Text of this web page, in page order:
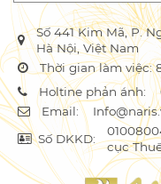
Số 441 Kim Mã, P.
Hà Nội, Việt Nam
Thời gian làm việc:
Holtine phản ánh:
Email:
Số DKKD:
cục